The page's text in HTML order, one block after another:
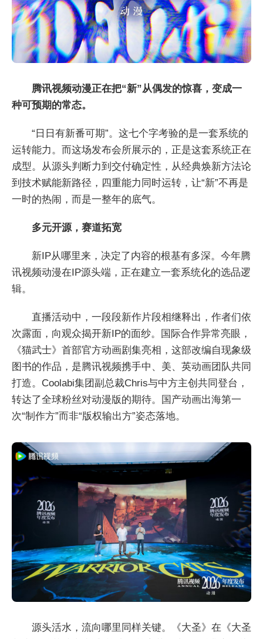
腾讯视频动漫正在把“新”从偶发的惊喜，变成一
种可预期的常态。
“日日有新番可期”。这七个字考验的是一套系统的
运转能力。而这场发布会所展示的，正是这套系统正在
成型。从源头判断力到交付确定性，从经典焕新方法论
到技术赋能新路径，四重能力同时运转，让“新”不再是
一时的热闹，而是一整年的底气。
多元开源，赛道拓宽
新IP从哪里来，决定了内容的根基有多深。今年腾
讯视频动漫在IP源头端，正在建立一套系统化的选品逻
辑。
直播活动中，一段段新作片段相继释出，作者们依
次露面，向观众揭开新IP的面纱。国际合作异常亮眼，
《猫武士》首部官方动画剧集亮相，这部改编自现象级
图书的作品，是腾讯视频携手中、美、英动画团队共同
打造。Coolabi集团副总裁Chris与中方主创共同登台，
转达了全球粉丝对动漫版的期待。国产动画出海第一
次“制作方”而非“版权输出方”姿态落地。
源头活水，流向哪里同样关键。《大圣》在《大圣